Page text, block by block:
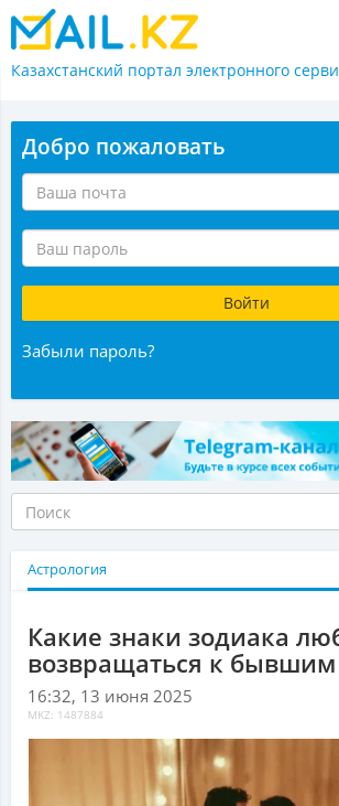
Казахстанский портал электронного
Добро пожаловать
Забыли пароль?
Астрология
Какие знаки зодиака
возвращаться к бывшим
16:32, 13 июня 2025
MKZ: 1487884